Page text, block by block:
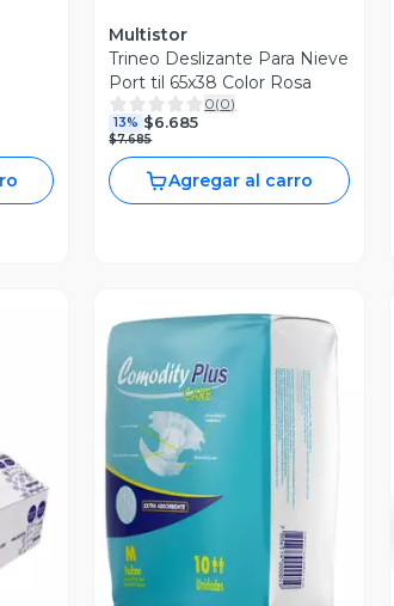
Multistor
Trineo Deslizante Para Nieve
Port til 65x38 Color Rosa
0(0)
13% $6.685
$7.685
Agregar al carro
Vista Previa